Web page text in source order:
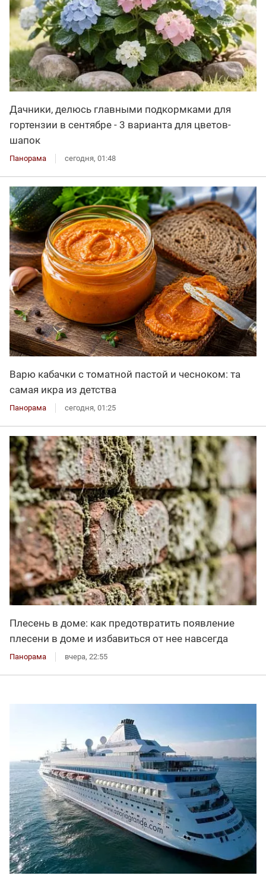
Дачники, делюсь главными подкормками для
гортензии в сентябре - 3 варианта для цветов-
шапок
Панорама сегодня, 01:48
Варю кабачки с томатной пастой и чесноком: та
самая икра из детства
Панорама сегодня, 01:25
Плесень в доме: как предотвратить появление
плесени в доме и избавиться от нее навсегда
Панорама вчера, 22:55